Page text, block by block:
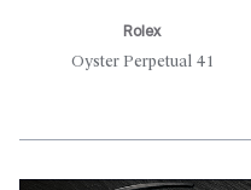
Rolex
Oyster Perpetual 41